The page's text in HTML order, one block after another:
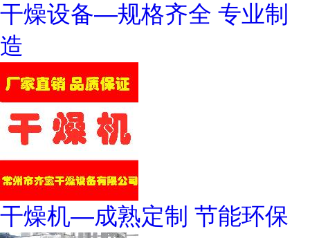
干燥设备—规格齐全 专业制
造
干燥机—成熟定制 节能环保